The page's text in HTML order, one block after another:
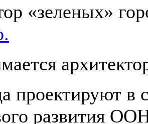
«зеленых»
проектируют в
развития